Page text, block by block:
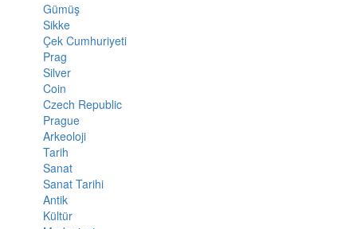
Gümüş
Sikke
Çek Cumhuriyeti
Prag
Silver
Coin
Czech Republic
Prague
Arkeoloji
Tarih
Sanat
Sanat Tarihi
Antik
Kültür